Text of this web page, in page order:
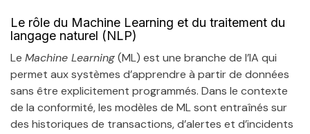
Le rôle du Machine Learning et du traitement du
langage naturel (NLP)
Le Machine Learning(ML) est une branche de l’IA qui
permet aux systèmes d’apprendre à partir de données
sans être explicitement programmés. Dans le contexte
de la conformité, les modèles de ML sont entraînés sur
des historiques de transactions, d’alertes et d’incidents